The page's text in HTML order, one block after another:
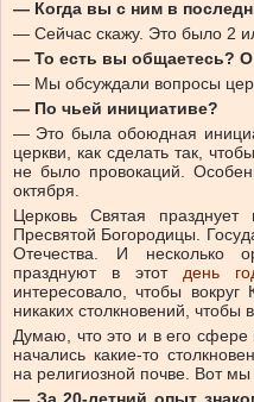
— Когда вы с ним в
— Сейчас скажу. Это было 2
— То есть вы общаетесь?
— Мы обсуждали вопросы
— По чьей инициативе?
— Это была обоюдная
церкви, как сделать так,
не было провокаций.
октября.
Церковь Святая
Пресвятой Богородицы.
Отечества. И несколько
празднуют в этот день
интересовало, чтобы
никаких столкновений,
Думаю, что это и в его
начались какие-то
на религиозной почве. Вот